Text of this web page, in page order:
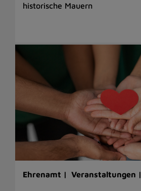
historische Mauern
Ehrenamt | Veranstaltungen |